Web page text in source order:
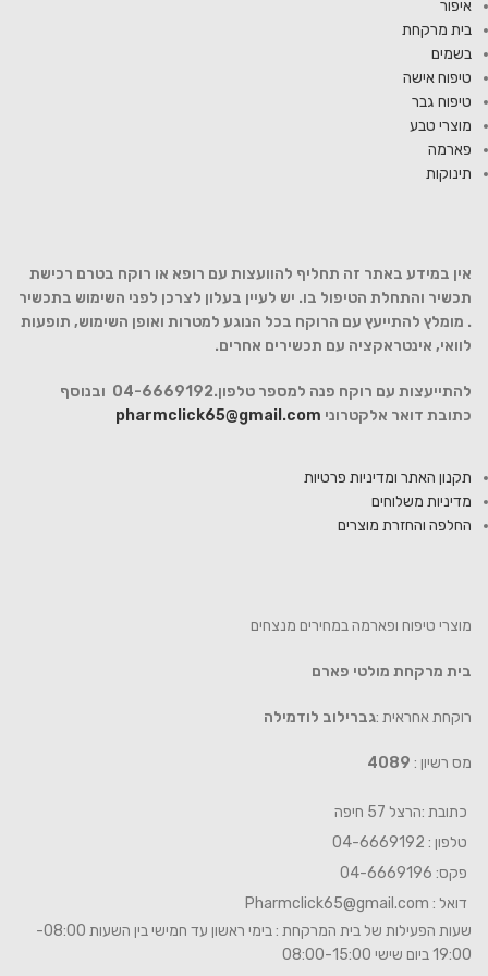
איפור
בית מרקחת
בשמים
טיפוח אישה
טיפוח גבר
מוצרי טבע
פארמה
תינוקות
אין במידע באתר זה תחליף להוועצות עם רופא או רוקח בטרם רכישת
תכשיר והתחלת הטיפול בו. יש לעיין בעלון לצרכן לפני השימוש בתכשיר
. מומלץ להתייעץ עם הרוקח בכל הנוגע למטרות ואופן השימוש, תופעות
לוואי, אינטראקציה עם תכשירים אחרים.
להתייעצות עם רוקח פנה למספר טלפון.04-6669192 ובנוסף
כתובת דואר אלקטרוני pharmclick65@gmail.com
תקנון האתר ומדיניות פרטיות
מדיניות משלוחים
החלפה והחזרת מוצרים
מוצרי טיפוח ופארמה במחירים מנצחים
בית מרקחת מולטי פארם
רוקחת אחראית :גברילוב לודמילה
מס רשיון : 4089
כתובת :הרצל 57 חיפה
טלפון : 04-6669192
פקס: 04-6669196
דואל : Pharmclick65@gmail.com
שעות הפעילות של בית המרקחת : בימי ראשון עד חמישי בין השעות 08:00-
19:00 ביום שישי 08:00-15:00